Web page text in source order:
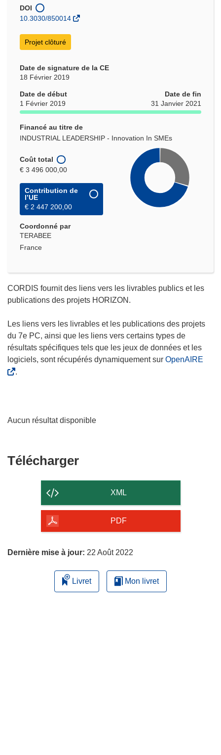
nouvelle
fenêtre)
DOI
10.3030/850014
Projet clôturé
Date de signature de la CE
18 Février 2019
Date de début
1 Février 2019
Date de fin
31 Janvier 2021
Financé au titre de
INDUSTRIAL LEADERSHIP - Innovation In SMEs
Coût total
€ 3 496 000,00
Contribution de
l’UE
€ 2 447 200,00
Coordonné par
TERABEE
France
CORDIS fournit des liens vers les livrables publics et les
publications des projets HORIZON.
Les liens vers les livrables et les publications des projets
du 7e PC, ainsi que les liens vers certains types de
résultats spécifiques tels que les jeux de données et les
logiciels, sont récupérés dynamiquement sur OpenAIRE
.
Aucun résultat disponible
TéléchargerTélécharger
contenu
de
page
XML
PDF
Dernière mise à jour: 22 Août 2022
Livret Mon livret